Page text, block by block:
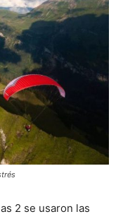
2 se usaron las